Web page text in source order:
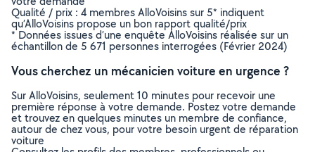
Qualité / prix : 4 membres AlloVoisins sur 5* indiquent
qu’AlloVoisins propose un bon rapport qualité/prix
* Données issues d’une enquête AlloVoisins réalisée sur un
échantillon de 5 671 personnes interrogées (Février 2024)
Vous cherchez un mécanicien voiture en urgence ?
Sur AlloVoisins, seulement 10 minutes pour recevoir une
première réponse à votre demande. Postez votre demande
et trouvez en quelques minutes un membre de confiance,
autour de chez vous, pour votre besoin urgent de réparation
voiture